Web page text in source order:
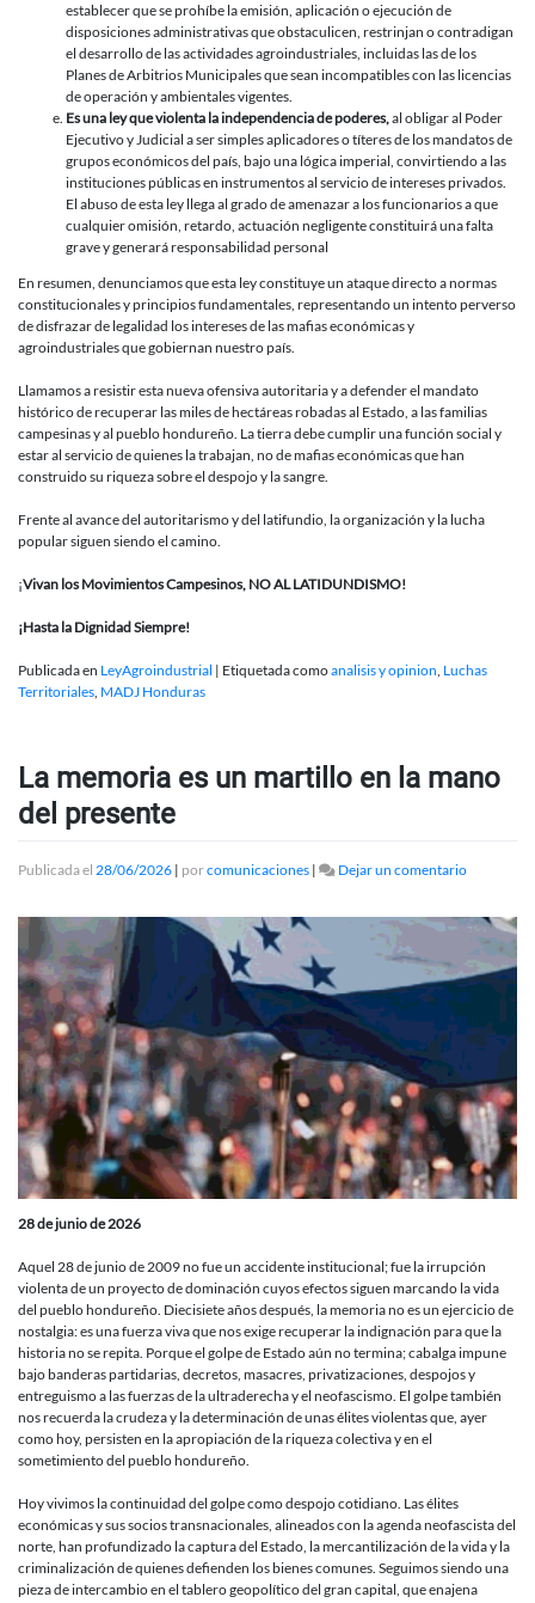
establecer que se prohíbe la emisión, aplicación o ejecución de
disposiciones administrativas que obstaculicen, restrinjan o contradigan
el desarrollo de las actividades agroindustriales, incluidas las de los
Planes de Arbitrios Municipales que sean incompatibles con las licencias
de operación y ambientales vigentes.
Es una ley que violenta la independencia de poderes,al obligar al Poder
Ejecutivo y Judicial a ser simples aplicadores o títeres de los mandatos de
grupos económicos del país, bajo una lógica imperial, convirtiendo a las
instituciones públicas en instrumentos al servicio de intereses privados.
El abuso de esta ley llega al grado de amenazar a los funcionarios a que
cualquier omisión, retardo, actuación negligente constituirá una falta
grave y generará responsabilidad personal
En resumen, denunciamos que esta ley constituye un ataque directo a normas
constitucionales y principios fundamentales, representando un intento perverso
de disfrazar de legalidad los intereses de las mafias económicas y
agroindustriales que gobiernan nuestro país.
Llamamos a resistir esta nueva ofensiva autoritaria y a defender el mandato
histórico de recuperar las miles de hectáreas robadas al Estado, a las familias
campesinas y al pueblo hondureño. La tierra debe cumplir una función social y
estar al servicio de quienes la trabajan, no de mafias económicas que han
construido su riqueza sobre el despojo y la sangre.
Frente al avance del autoritarismo y del latifundio, la organización y la lucha
popular siguen siendo el camino.
¡Vivan los Movimientos Campesinos, NO AL LATIDUNDISMO!
¡Hasta la Dignidad Siempre!
Publicada en LeyAgroindustrial | Etiquetada comoanalisis y opinion, Luchas
Territoriales, MADJ Honduras
La memoria es un martillo en la mano
del presente
Publicada el 28/06/2026 | porcomunicaciones | Dejar un comentarioen
martillo
presente
28 de junio de 2026
Aquel 28 de junio de 2009 no fue un accidente institucional; fue la irrupción
violenta de un proyecto de dominación cuyos efectos siguen marcando la vida
del pueblo hondureño. Diecisiete años después, la memoria no es un ejercicio de
nostalgia: es una fuerza viva que nos exige recuperar la indignación para que la
historia no se repita. Porque el golpe de Estado aún no termina; cabalga impune
bajo banderas partidarias, decretos, masacres, privatizaciones, despojos y
entreguismo a las fuerzas de la ultraderecha y el neofascismo. El golpe también
nos recuerda la crudeza y la determinación de unas élites violentas que, ayer
como hoy, persisten en la apropiación de la riqueza colectiva y en el
sometimiento del pueblo hondureño.
Hoy vivimos la continuidad del golpe como despojo cotidiano. Las élites
económicas y sus socios transnacionales, alineados con la agenda neofascista del
norte, han profundizado la captura del Estado, la mercantilización de la vida y la
criminalización de quienes defienden los bienes comunes. Seguimos siendo una
pieza de intercambio en el tablero geopolítico del gran capital, que enajena